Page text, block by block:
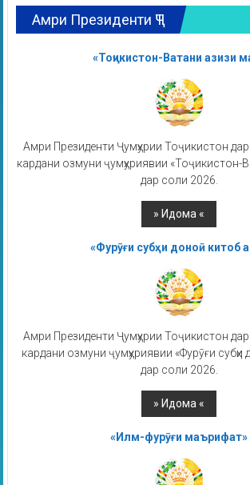
Амри Президенти ҶТ
«Тоҷикистон-Ватани азизи
Амри Президенти Ҷумҳурии Тоҷикистон
кардани озмуни ҷумҳуриявии «Тоҷикистон-
дар соли 2026.
«Фурӯғи субҳи доноӣ китоб
Амри Президенти Ҷумҳурии Тоҷикистон
кардани озмуни ҷумҳуриявии «Фурӯғи субҳи
дар соли 2026.
«Илм-фурӯғи маърифат»